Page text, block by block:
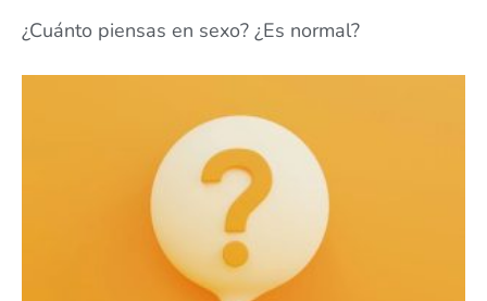
¿Cuánto piensas en sexo? ¿Es normal?